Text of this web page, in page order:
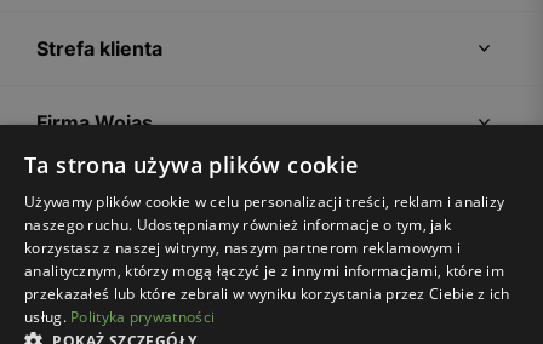
Strefa klienta
Firma Wojas
Porady
Ta strona używa plików cookie
Używamy plików cookie w celu personalizacji treści, reklam i analizy
naszego ruchu. Udostępniamy również informacje o tym, jak
korzystasz z naszej witryny, naszym partnerom reklamowym i
analitycznym, którzy mogą łączyć je z innymi informacjami, które im
przekazałeś lub które zebrali w wyniku korzystania przez Ciebie z ich
usług. Polityka prywatności